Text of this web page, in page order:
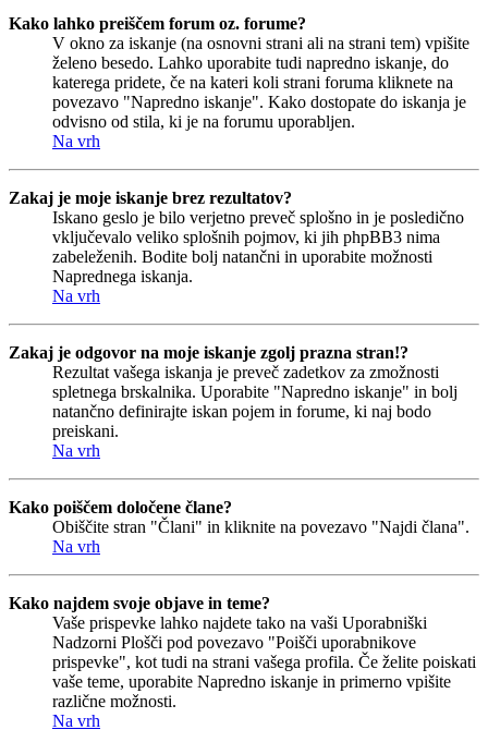
Kako lahko preiščem forum oz. forume?
V okno za iskanje (na osnovni strani ali na strani tem) vpišite
želeno besedo. Lahko uporabite tudi napredno iskanje, do
katerega pridete, če na kateri koli strani foruma kliknete na
povezavo "Napredno iskanje". Kako dostopate do iskanja je
odvisno od stila, ki je na forumu uporabljen.
Na vrh
Zakaj je moje iskanje brez rezultatov?
Iskano geslo je bilo verjetno preveč splošno in je posledično
vključevalo veliko splošnih pojmov, ki jih phpBB3 nima
zabeleženih. Bodite bolj natančni in uporabite možnosti
Naprednega iskanja.
Na vrh
Zakaj je odgovor na moje iskanje zgolj prazna stran!?
Rezultat vašega iskanja je preveč zadetkov za zmožnosti
spletnega brskalnika. Uporabite "Napredno iskanje" in bolj
natančno definirajte iskan pojem in forume, ki naj bodo
preiskani.
Na vrh
Kako poiščem določene člane?
Obiščite stran "Člani" in kliknite na povezavo "Najdi člana".
Na vrh
Kako najdem svoje objave in teme?
Vaše prispevke lahko najdete tako na vaši Uporabniški
Nadzorni Plošči pod povezavo "Poišči uporabnikove
prispevke", kot tudi na strani vašega profila. Če želite poiskati
vaše teme, uporabite Napredno iskanje in primerno vpišite
različne možnosti.
Na vrh